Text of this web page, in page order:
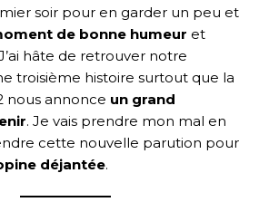
soir pour en garder un peu et
de bonne humeur et
hâte de retrouver notre
troisième histoire surtout que la
nous annonce un grand
. Je vais prendre mon mal en
cette nouvelle parution pour
déjantée.